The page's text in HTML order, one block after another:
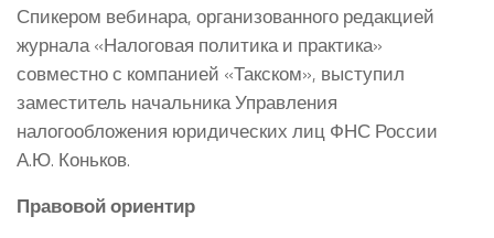
Спикером вебинара, организованного редакцией
журнала «Налоговая политика и практика»
совместно с компанией «Такском», выступил
заместитель начальника Управления
налогообложения юридических лиц ФНС России
А.Ю. Коньков.
Правовой ориентир